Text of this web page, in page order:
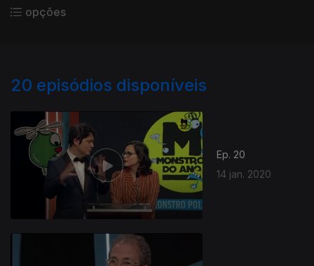
opções
20 episódios disponíveis
Ep. 20
14 jan. 2020